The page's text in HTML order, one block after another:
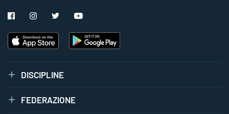
DISCIPLINE
FEDERAZIONE